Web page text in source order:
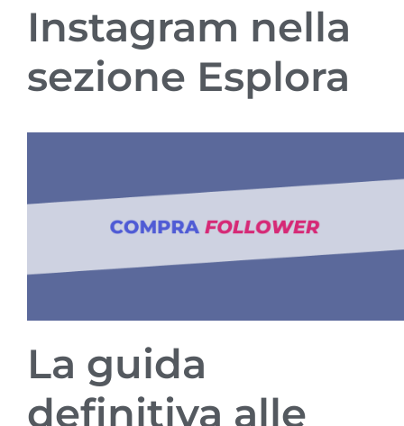
Instagram nella
sezione Esplora
La guida
definitiva alle